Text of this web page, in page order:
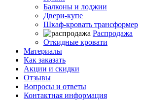
Балконы и лоджии
Двери-купе
Шкаф-кровать трансформер
Распродажа
Откидные кровати
Материалы
Как заказать
Акции и скидки
Отзывы
Вопросы и ответы
Контактная информация